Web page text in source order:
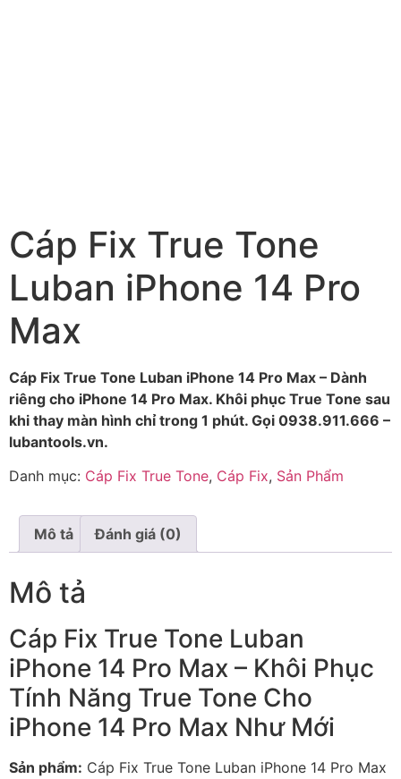
Cáp Fix True Tone
Luban iPhone 14 Pro
Max
Cáp Fix True Tone Luban iPhone 14 Pro Max – Dành
riêng cho iPhone 14 Pro Max. Khôi phục True Tone sau
khi thay màn hình chỉ trong 1 phút. Gọi 0938.911.666 –
lubantools.vn.
Danh mục: Cáp Fix True Tone, Cáp Fix, Sản Phẩm
Mô tả Đánh giá (0)
Mô tả
Cáp Fix True Tone Luban
iPhone 14 Pro Max – Khôi Phục
Tính Năng True Tone Cho
iPhone 14 Pro Max Như Mới
Sản phẩm: Cáp Fix True Tone Luban iPhone 14 Pro Max